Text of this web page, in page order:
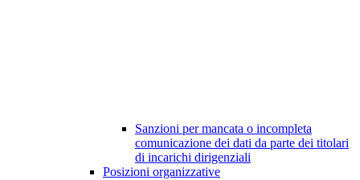
Sanzioni per mancata o incompleta
comunicazione dei dati da parte dei titolari
di incarichi dirigenziali
Posizioni organizzative